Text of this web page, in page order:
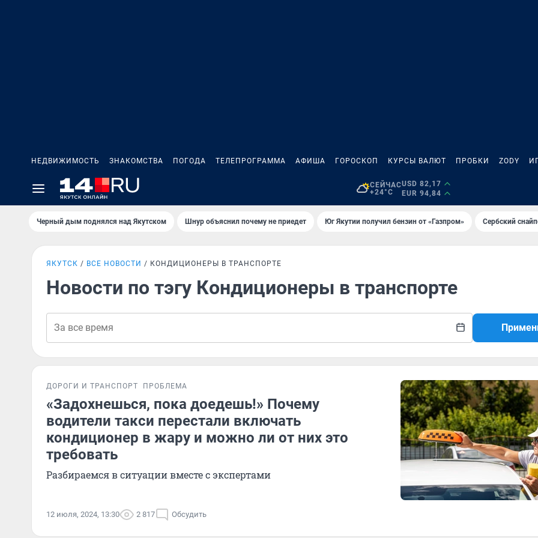
НЕДВИЖИМОСТЬ ЗНАКОМСТВА ПОГОДА ТЕЛЕПРОГРАММА АФИША ГОРОСКОП КУРСЫ ВАЛЮТ ПРОБКИ ZODY
СЕЙЧАС
+24°C
USD 82,17
EUR 94,84
Черный дым поднялся над Якутском Шнур объяснил почему не приедет Юг Якутии получил бензин от «Газпром» Сербский
ЯКУТСК ВСЕ НОВОСТИ КОНДИЦИОНЕРЫ В ТРАНСПОРТЕ
Новости по тэгу Кондиционеры в транспорте
ДОРОГИ И ТРАНСПОРТ ПРОБЛЕМА
«Задохнешься, пока доедешь!» Почему
водители такси перестали включать
кондиционер в жару и можно ли от них это
требовать
Разбираемся в ситуации вместе с экспертами
12 июля, 2024, 13:30 2 817 Обсудить